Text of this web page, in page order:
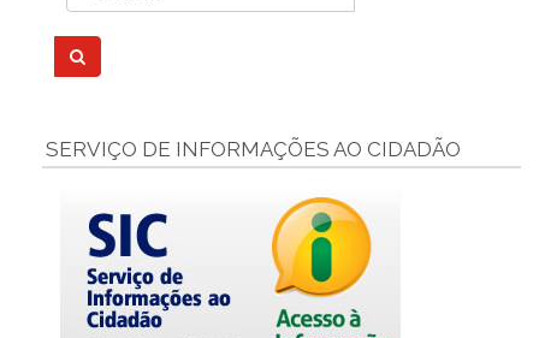
SERVIÇO DE INFORMAÇÕES AO CIDADÃO